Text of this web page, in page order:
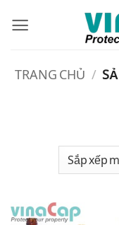
qua
dungTRANG CHỦ /